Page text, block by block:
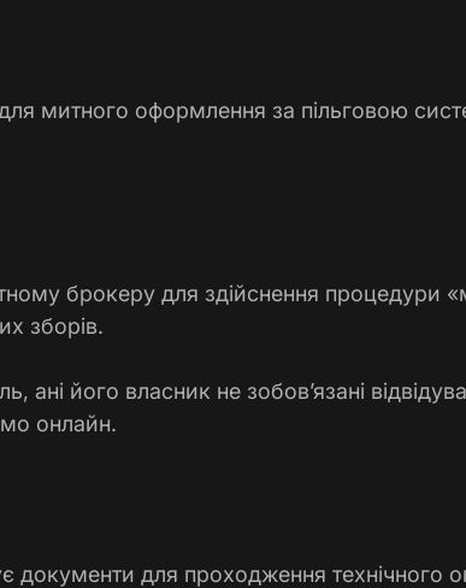
митного оформлення за пільговою
брокеру для здійснення процедури
зборів.
ані його власник не зобов’язані
онлайн.
документи для проходження технічного